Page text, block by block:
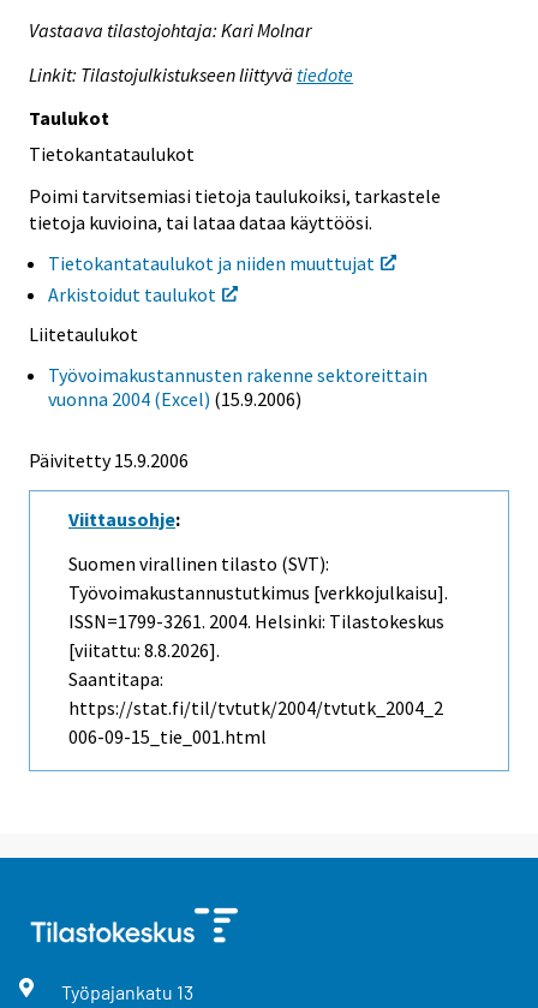
Vastaava tilastojohtaja: Kari Molnar
Linkit: Tilastojulkistukseen liittyvä tiedote
Taulukot
Tietokantataulukot
Poimi tarvitsemiasi tietoja taulukoiksi, tarkastele
tietoja kuvioina, tai lataa dataa käyttöösi.
Tietokantataulukot ja niiden muuttujat
Arkistoidut taulukot
Liitetaulukot
Työvoimakustannusten rakenne sektoreittain
vuonna 2004 (Excel) (15.9.2006)
Päivitetty15.9.2006
Viittausohje:
Suomen virallinen tilasto (SVT):
Työvoimakustannustutkimus [verkkojulkaisu].
ISSN=1799-3261. 2004. Helsinki: Tilastokeskus
[viitattu: 8.8.2026].
Saantitapa:
https://stat.fi/til/tvtutk/2004/tvtutk_2004_2
006-09-15_tie_001.html
Työpajankatu 13